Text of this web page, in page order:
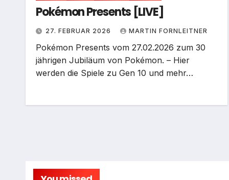
Pokémon Presents [LIVE]
27. FEBRUAR 2026 MARTIN FORNLEITNER
Pokémon Presents vom 27.02.2026 zum 30
jährigen Jubiläum von Pokémon. – Hier
werden die Spiele zu Gen 10 und mehr…